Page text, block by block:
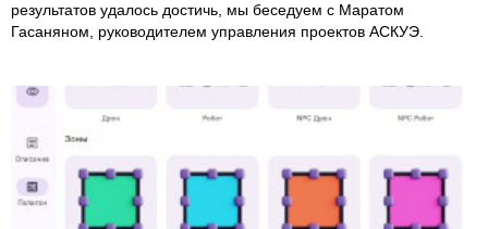
результатов удалось достичь, мы беседуем с Маратом
Гасаняном, руководителем управления проектов АСКУЭ.